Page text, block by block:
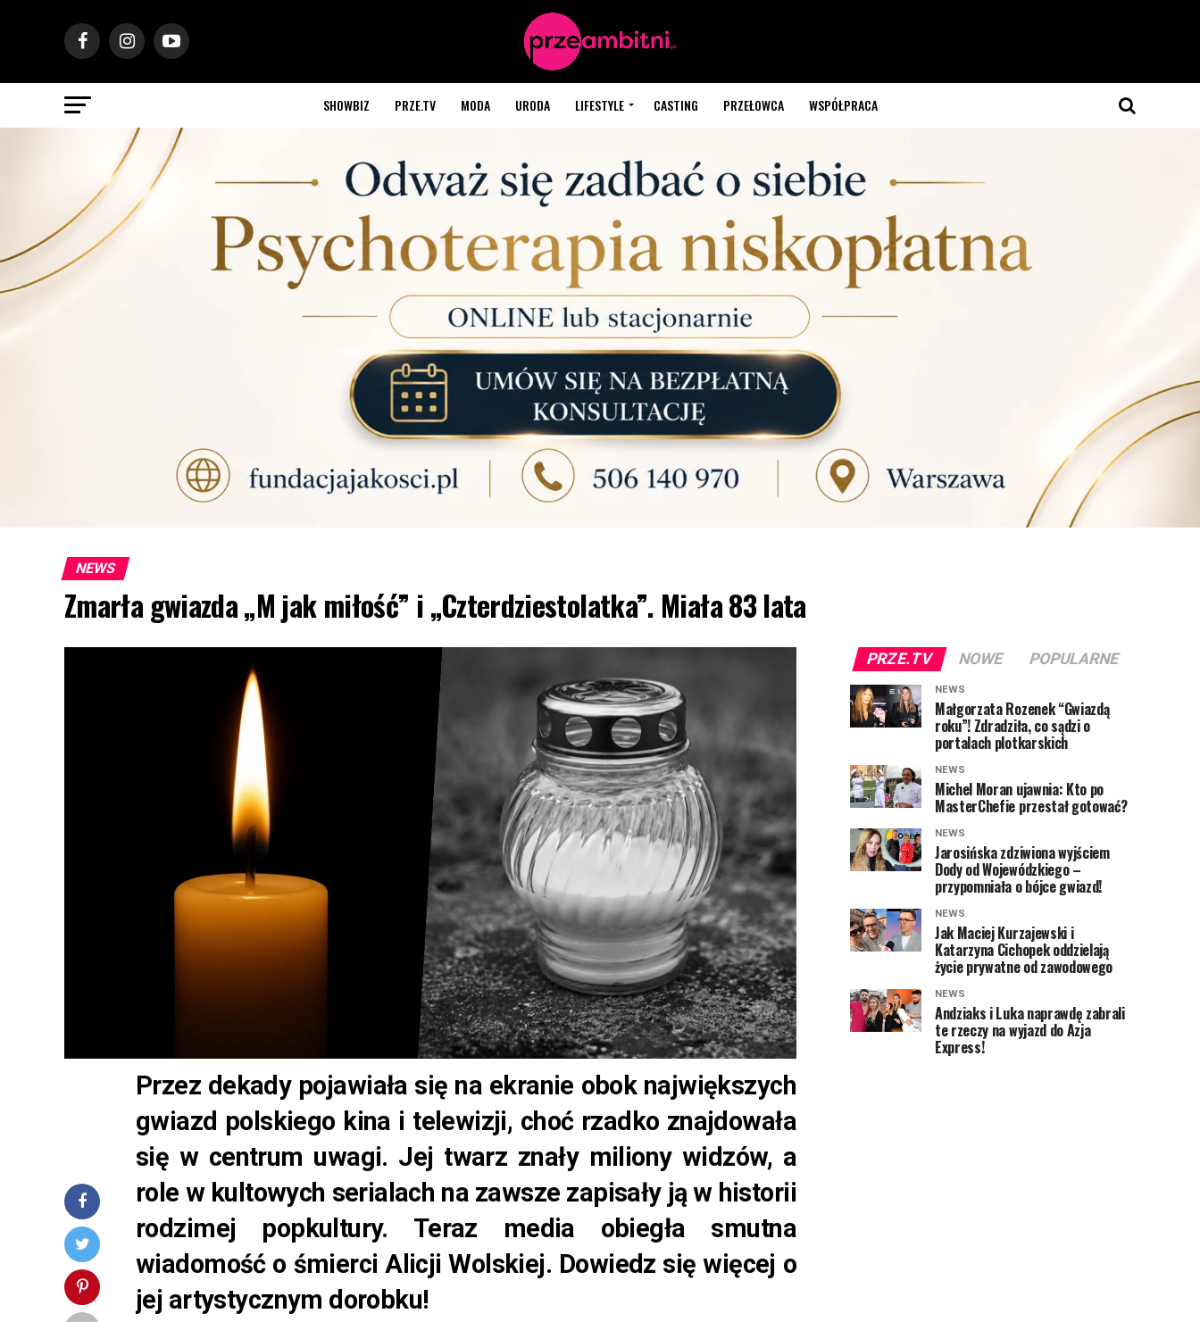
SHOWBIZ PRZE.TV MODA URODA LIFESTYLE CASTING PRZEŁOWCA WSPÓŁPRACA
NEWS
Zmarła gwiazda „M jak miłość” i „Czterdziestolatka”. Miała 83 lata
Przez dekady pojawiała się na ekranie obok największych
gwiazd polskiego kina i telewizji, choć rzadko znajdowała
się w centrum uwagi. Jej twarz znały miliony widzów, a
role w kultowych serialach na zawsze zapisały ją w historii
rodzimej popkultury. Teraz media obiegła smutna
wiadomość o śmierci Alicji Wolskiej. Dowiedz się więcej o
jej artystycznym dorobku!
PRZE.TV NOWE POPULARNE
NEWS
Małgorzata Rozenek “Gwiazdą
roku”! Zdradziła, co sądzi o
portalach plotkarskich
NEWS
Michel Moran ujawnia: Kto po
MasterChefie przestał gotować?
NEWS
Jarosińska zdziwiona wyjściem
Dody od Wojewódzkiego –
przypomniała o bójce gwiazd!
NEWS
Jak Maciej Kurzajewski i
Katarzyna Cichopek oddzielają
życie prywatne od zawodowego
NEWS
Andziaks i Luka naprawdę zabrali
te rzeczy na wyjazd do Azja
Express!